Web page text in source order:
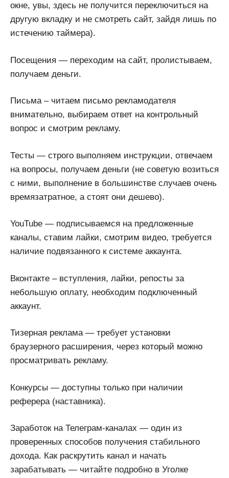
окне, увы, здесь не получится переключиться на
другую вкладку и не смотреть сайт, зайдя лишь по
истечению таймера).
Посещения — переходим на сайт, пролистываем,
получаем деньги.
Письма – читаем письмо рекламодателя
внимательно, выбираем ответ на контрольный
вопрос и смотрим рекламу.
Тесты — строго выполняем инструкции, отвечаем
на вопросы, получаем деньги (не советую возиться
с ними, выполнение в большинстве случаев очень
времязатратное, а стоят они дешево).
YouTube — подписываемся на предложенные
каналы, ставим лайки, смотрим видео, требуется
наличие подвязанного к системе аккаунта.
Вконтакте – вступления, лайки, репосты за
небольшую оплату, необходим подключенный
аккаунт.
Тизерная реклама — требует установки
браузерного расширения, через который можно
просматривать рекламу.
Конкурсы — доступны только при наличии
реферера (наставника).
Заработок на Телеграм-каналах — один из
проверенных способов получения стабильного
дохода. Как раскрутить канал и начать
зарабатывать — читайте подробно в Уголке